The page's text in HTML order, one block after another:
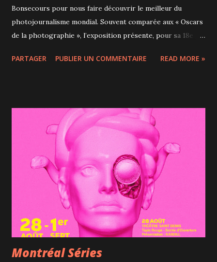
Bonsecours pour nous faire découvrir le meilleur du
photojournalisme mondial. Souvent comparée aux « Oscars
de la photographie », l’exposition présente, pour sa 18e
international. Cette année, 42 photos primées, issues de 30
yeux de nos écrans pour mieux réfléchir au monde qui nous
entoure. Sécheresse, guerres, migrations forcées, crises
environnementales… les thèmes abordés sont nombreux et
ne laissent personne indifférent. Parmi les lauréats, le jeune
photojournaliste haïtien Clarens Siffroy, 24 ans, a été
récompensé pour sa série Crise en Haïti, un reportage
percutant qui témoigne à la fois de la violence et de la
résilience de la population. Impossible aussi de ne pas être
marqué par le portrait bouleversant de Mah...
PARTAGER PUBLIER UN COMMENTAIRE READ MORE »
Montréal Séries